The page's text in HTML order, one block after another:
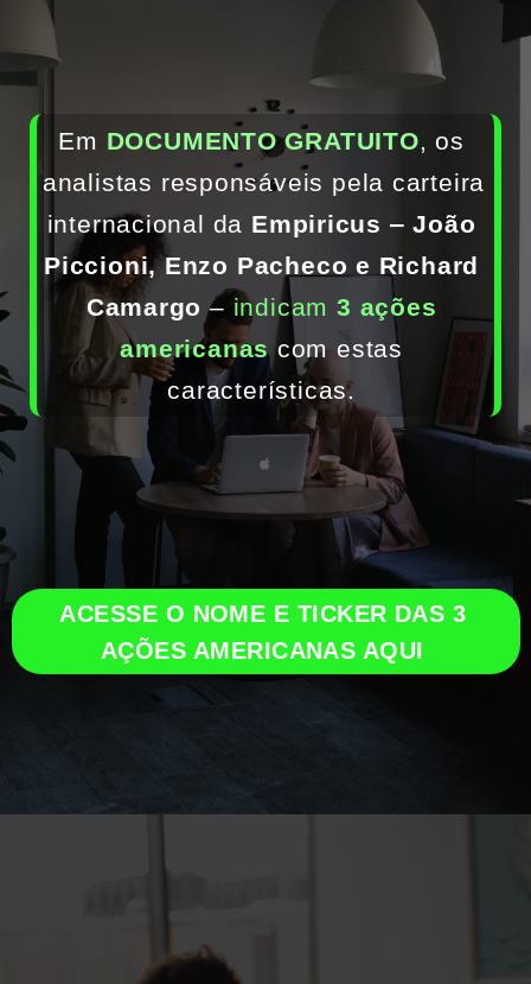
Em DOCUMENTO GRATUITO, os
analistas responsáveis pela carteira
internacional da Empiricus ‒ João
Piccioni, Enzo Pacheco e Richard
Camargo ‒ indicam 3 ações
americanas com estas
características.
ACESSE O NOME E TICKER DAS 3
AÇÕES AMERICANAS AQUI